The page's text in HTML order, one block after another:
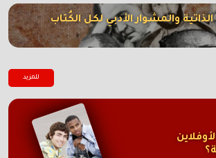
والمشوار الأدبي لكل الكُتاب
للمزيد